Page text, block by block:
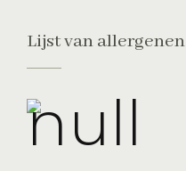
Lijst van allergenen